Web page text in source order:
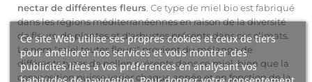
Ce site Web utilise ses propres cookies et ceux de tiers
pour améliorer nos services et vous montrer des
publicités liées à vos préférences en analysant vos
nectar de différentes fleurs. Ce type de miel bio est fabriqué
dans les régions méditerranéennes en raison de la diversité
de fleurs, de plantes et d'arbustes présents dans ces climats.
Le nom "miel toutes fleurs" provient du mélange de
différents types de pollen présents dans ce miel, bien que la
composition puisse varier chaque année et en fonction de la